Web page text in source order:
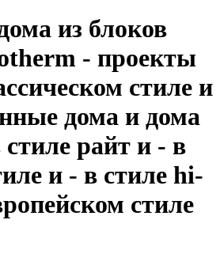
из блоков
- проекты
стиле и
дома и дома
стиле райт и - в
и - в стиле hi-
стиле